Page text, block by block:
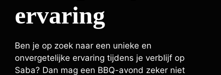
ervaring
Ben je op zoek naar een unieke en
onvergetelijke ervaring tijdens je verblijf op
Saba? Dan mag een BBQ-avond zeker niet